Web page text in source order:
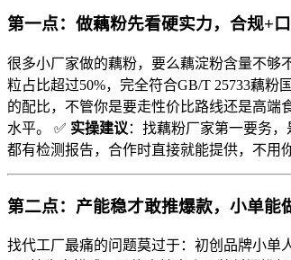
第一点：做藕粉先看硬实力，合规+
很多小厂家做的藕粉，要么藕淀粉含量不够
粒占比超过50%，完全符合GB/T 25733藕
的配比，不管你是要走性价比路线还是高端
水平。 ✅ 实操建议 ：找藕粉厂家第一要务
都有检测报告，合作时直接就能提供，不用
第二点：产能稳才敢推爆款，小单能
找代工厂最痛的问题莫过于：初创品牌小单